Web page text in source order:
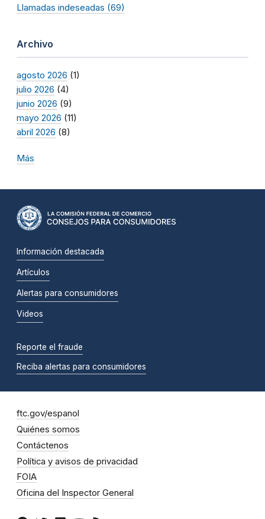
Llamadas indeseadas (69)
Archivo
agosto 2026 (1)
julio 2026 (4)
junio 2026 (9)
mayo 2026 (11)
abril 2026 (8)
Más
Información destacada
Artículos
Alertas para consumidores
Videos
Reporte el fraude
Reciba alertas para consumidores
ftc.gov/espanol
Quiénes somos
Contáctenos
Política y avisos de privacidad
FOIA
Oficina del Inspector General